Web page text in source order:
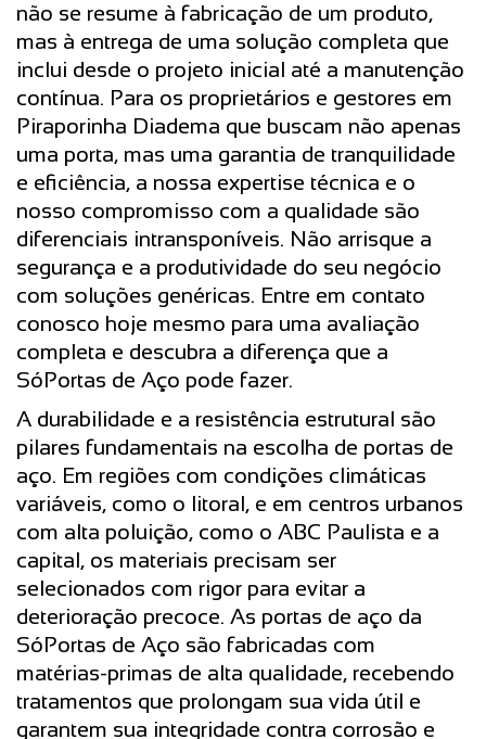
não se resume à fabricação de um produto,
mas à entrega de uma solução completa que
inclui desde o projeto inicial até a manutenção
contínua. Para os proprietários e gestores em
Piraporinha Diadema que buscam não apenas
uma porta, mas uma garantia de tranquilidade
e eficiência, a nossa expertise técnica e o
nosso compromisso com a qualidade são
diferenciais intransponíveis. Não arrisque a
segurança e a produtividade do seu negócio
com soluções genéricas. Entre em contato
conosco hoje mesmo para uma avaliação
completa e descubra a diferença que a
SóPortas de Aço pode fazer.
A durabilidade e a resistência estrutural são
pilares fundamentais na escolha de portas de
aço. Em regiões com condições climáticas
variáveis, como o litoral, e em centros urbanos
com alta poluição, como o ABC Paulista e a
capital, os materiais precisam ser
selecionados com rigor para evitar a
deterioração precoce. As portas de aço da
SóPortas de Aço são fabricadas com
matérias-primas de alta qualidade, recebendo
tratamentos que prolongam sua vida útil e
garantem sua integridade contra corrosão e